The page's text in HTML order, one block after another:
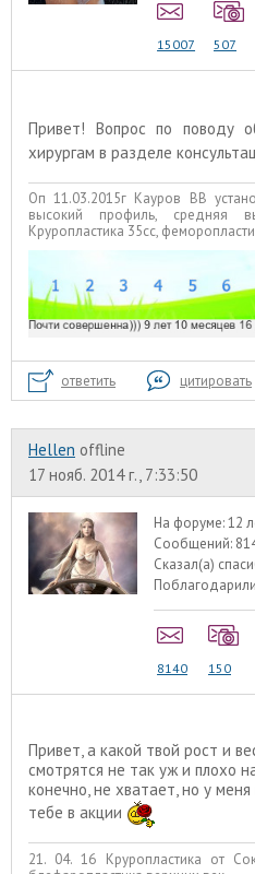
15007 507
Привет! Вопрос по поводу
хирургам в разделе
Оп 11.03.2015г Кауров ВВ
высокий профиль, средняя
Круропластика 35сс,
ответить цитировать
Hellen offline
17 нояб. 2014 г., 7:33:50
На форуме:12
Сообщений:
Сказал(а)
8140 150
Привет, а какой твой рост и
смотрятся не так уж и плохо
конечно, не хватает, но у
тебе в акции
21. 04. 16 Круропластика от